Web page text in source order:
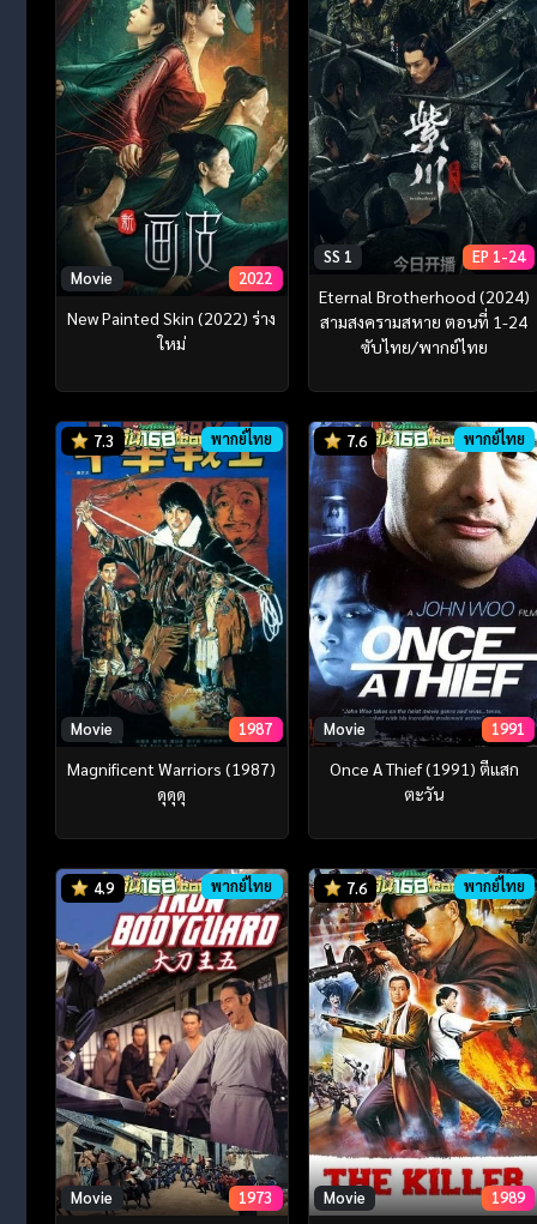
Movie 2022
New Painted Skin (2022) ร่าง
ใหม่
SS 1 EP 1-24
Eternal Brotherhood (2024)
สามสงครามสหาย ตอนที่ 1-24
ซับไทย/พากย์ไทย
7.3 พากย์ไทย
Movie 1987
Magnificent Warriors (1987)
ดุดุดุ
7.6 พากย์ไทย
Movie 1991
Once A Thief (1991) ตีแสก
ตะวัน
4.9 พากย์ไทย
Movie 1973
7.6 พากย์ไทย
Movie 1989